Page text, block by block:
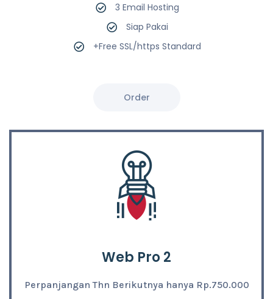
3 Email Hosting
Siap Pakai
+Free SSL/https Standard
Order
Web Pro 2
Perpanjangan Thn Berikutnya hanya Rp.750.000